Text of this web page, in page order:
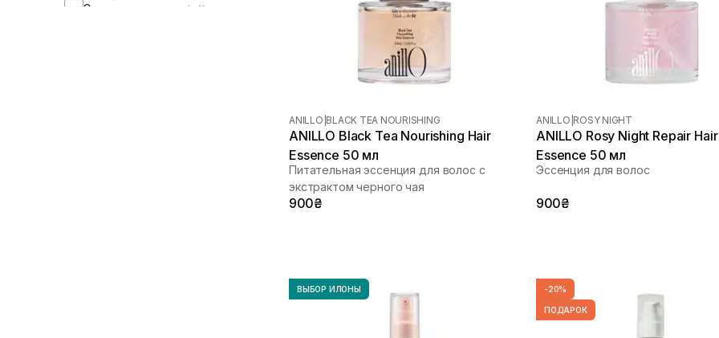
Экстракт моринги (+4)
ANILLO BLACK TEA NOURISHING
ANILLO Black Tea Nourishing Hair
Essence 50 мл
Питательная эссенция для волос с
экстрактом черного чая
900₴
ANILLO ROSY NIGHT
ANILLO Rosy Night Repair Hair
Essence 50 мл
Эссенция для волос
900₴
ВЫБОР ИЛОНЫ -20%
ПОДАРОК